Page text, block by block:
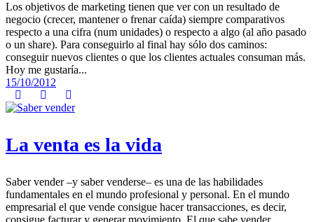
Los objetivos de marketing tienen que ver con un resultado de
negocio (crecer, mantener o frenar caída) siempre comparativos
respecto a una cifra (num unidades) o respecto a algo (al año pasado
o un share). Para conseguirlo al final hay sólo dos caminos:
conseguir nuevos clientes o que los clientes actuales consuman más.
Hoy me gustaría...
15/10/2012
La venta es la vida
Saber vender –y saber venderse– es una de las habilidades
fundamentales en el mundo profesional y personal. En el mundo
empresarial el que vende consigue hacer transacciones, es decir,